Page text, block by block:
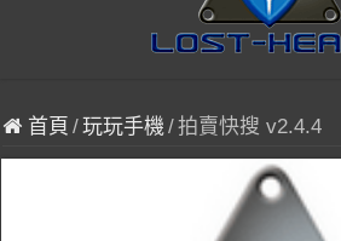
首頁 /玩玩手機/拍賣快搜 v2.4.4